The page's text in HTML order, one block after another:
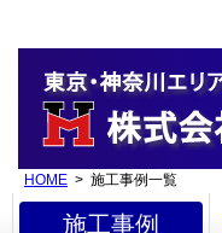
HOME > 施工事例一覧
施工事例